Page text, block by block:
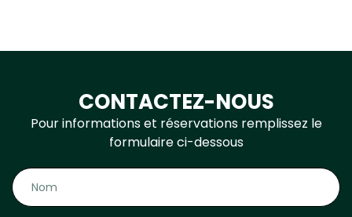
CONTACTEZ-NOUS
Pour informations et réservations remplissez le
formulaire ci-dessous